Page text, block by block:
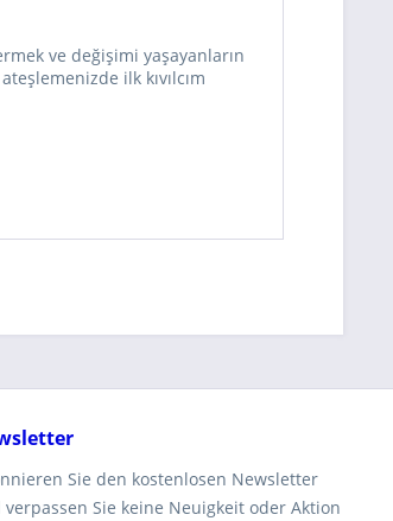
ve değişimi yaşayanların
ilk kıvılcım
Sie den kostenlosen Newsletter
verpassen Sie keine Neuigkeit oder Aktion